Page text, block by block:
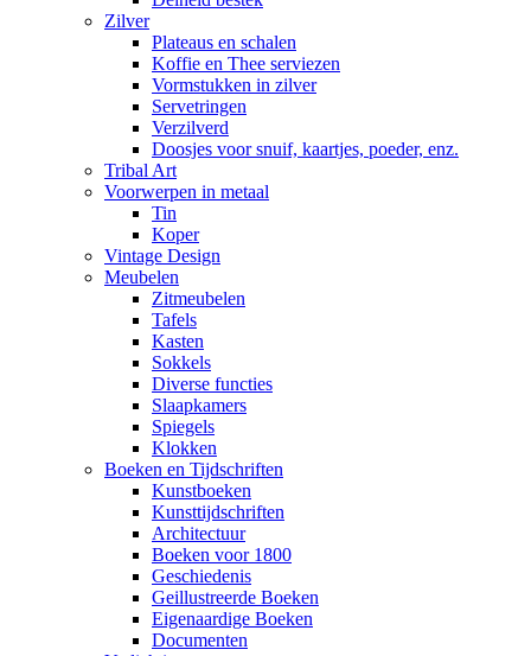
Zilver
Plateaus en schalen
Koffie en Thee serviezen
Vormstukken in zilver
Servetringen
Verzilverd
Doosjes voor snuif, kaartjes, poeder, enz.
Tribal Art
Voorwerpen in metaal
Tin
Koper
Vintage Design
Meubelen
Zitmeubelen
Tafels
Kasten
Sokkels
Diverse functies
Slaapkamers
Spiegels
Klokken
Boeken en Tijdschriften
Kunstboeken
Kunsttijdschriften
Architectuur
Boeken voor 1800
Geschiedenis
Geillustreerde Boeken
Eigenaardige Boeken
Documenten